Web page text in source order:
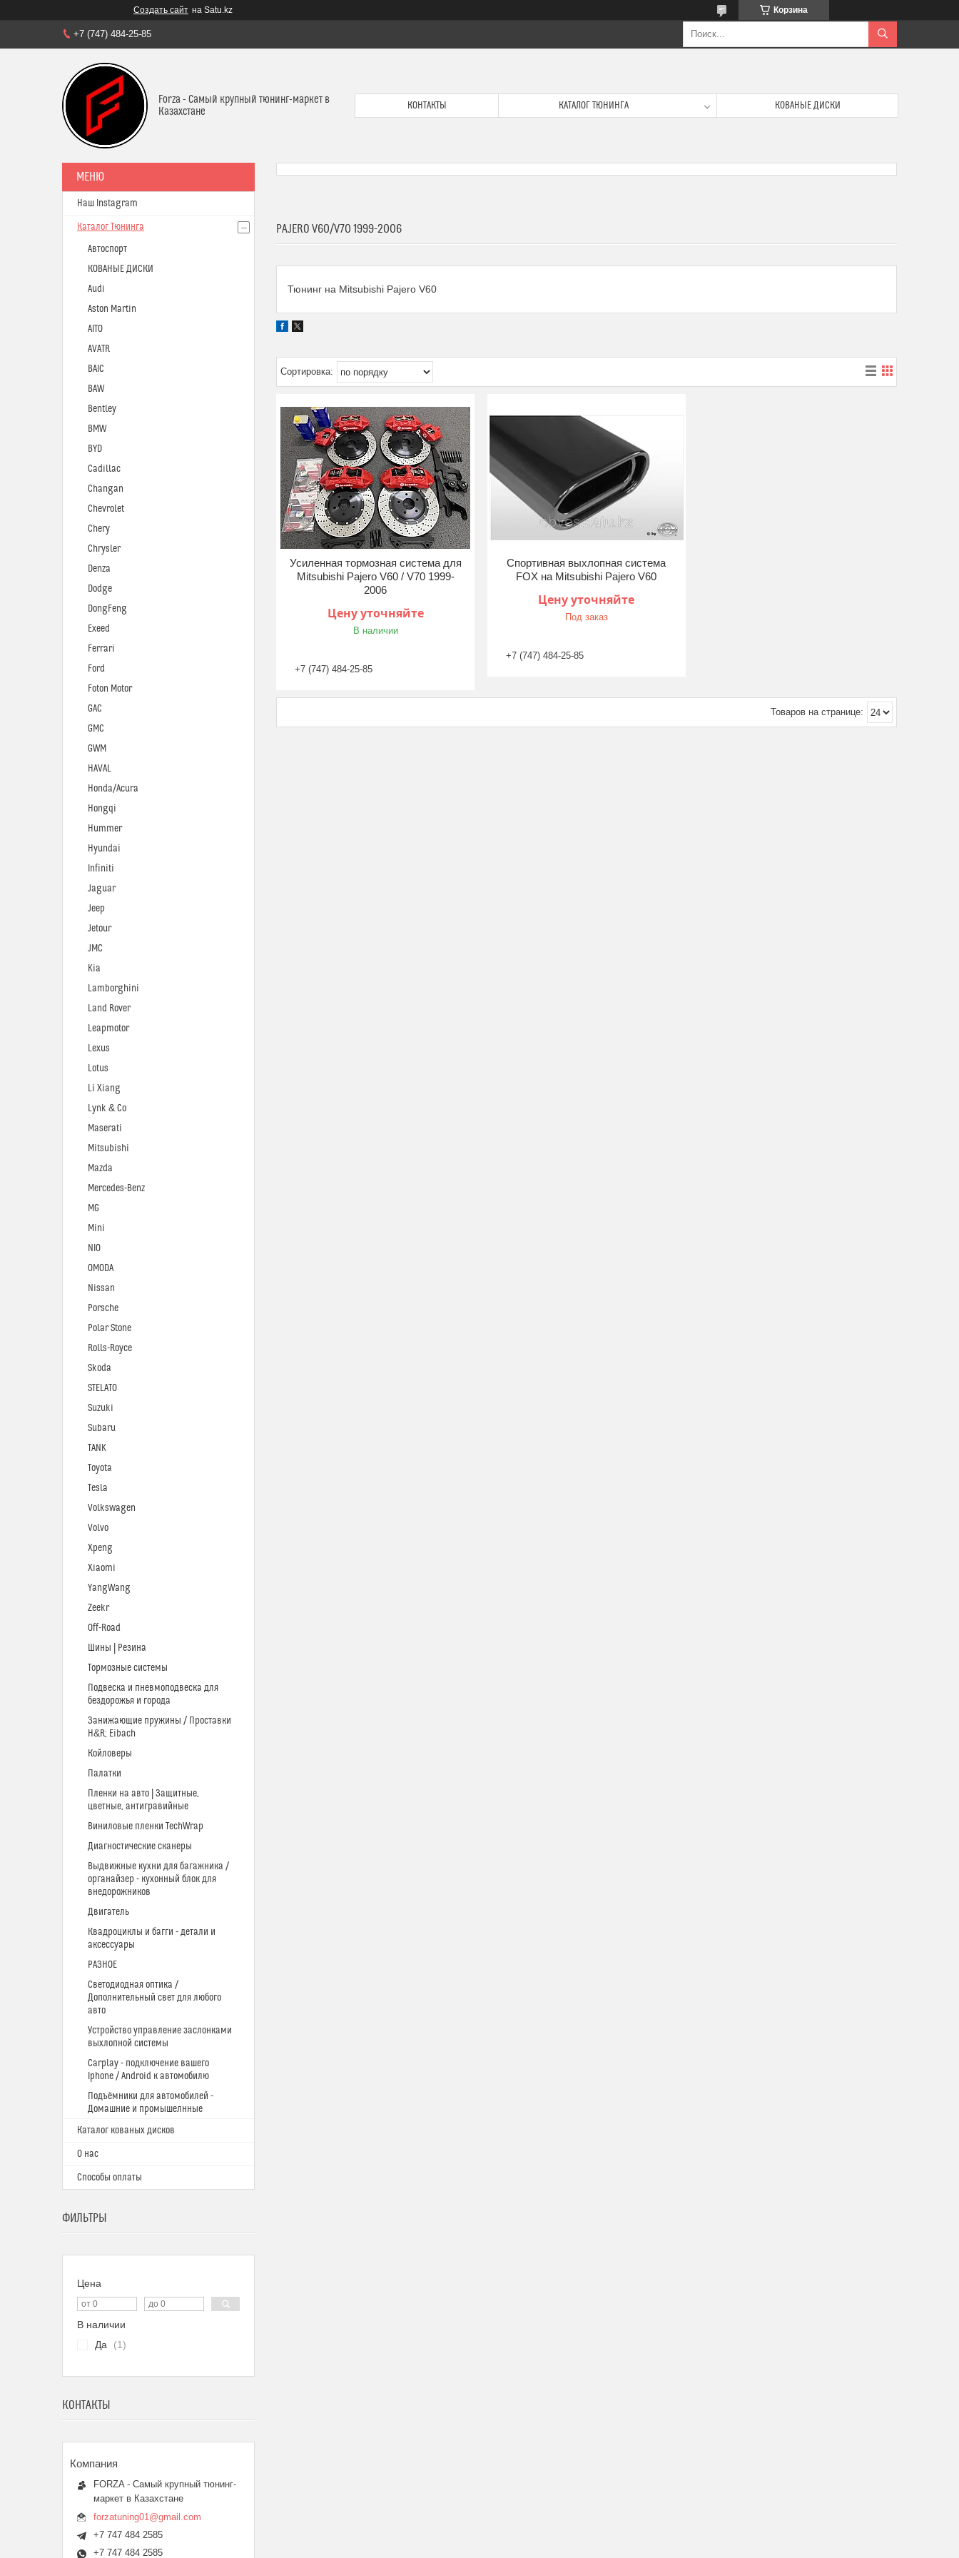
Создать сайт на Satu.kz Корзина
+7 (747) 484-25-85
Forza - Самый крупный тюнинг-маркет в
Казахстане
КОНТАКТЫ КАТАЛОГ ТЮНИНГА КОВАНЫЕ ДИСКИ
PAJERO V60/V70 1999-2006
Тюнинг на Mitsubishi Pajero V60
Усиленная тормозная система для
Mitsubishi Pajero V60 / V70 1999-
2006
Цену уточняйте
В наличии
+7 (747) 484-25-85
Спортивная выхлопная система
FOX на Mitsubishi Pajero V60
Цену уточняйте
Под заказ
+7 (747) 484-25-85
Наш Instagram
Каталог Тюнинга
Автоспорт
КОВАНЫЕ ДИСКИ
Audi
Aston Martin
AITO
AVATR
BAIC
BAW
Bentley
BMW
BYD
Cadillac
Changan
Chevrolet
Chery
Chrysler
Denza
Dodge
DongFeng
Exeed
Ferrari
Ford
Foton Motor
GAC
GMC
GWM
HAVAL
Honda/Acura
Hongqi
Hummer
Hyundai
Infiniti
Jaguar
Jeep
Jetour
JMC
Kia
Lamborghini
Land Rover
Leapmotor
Lexus
Lotus
Li Xiang
Lynk & Co
Maserati
Mitsubishi
Mazda
Mercedes-Benz
MG
Mini
NIO
OMODA
Nissan
Porsche
Polar Stone
Rolls-Royce
Skoda
STELATO
Suzuki
Subaru
TANK
Toyota
Tesla
Volkswagen
Volvo
Xpeng
Xiaomi
YangWang
Zeekr
Off-Road
Шины | Резина
Тормозные системы
Подвеска и пневмоподвеска для
бездорожья и города
Занижающие пружины / Проставки
H&R; Eibach
Койловеры
Палатки
Пленки на авто | Защитные,
цветные, антигравийные
Виниловые пленки TechWrap
Диагностические сканеры
Выдвижные кухни для багажника /
органайзер - кухонный блок для
внедорожников
Двигатель
Квадроциклы и багги - детали и
аксессуары
РАЗНОЕ
Светодиодная оптика /
Дополнительный свет для любого
авто
Устройство управление заслонками
выхлопной системы
Carplay - подключение вашего
Iphone / Android к автомобилю
Подъёмники для автомобилей -
Домашние и промышелнные
Каталог кованых дисков
О нас
Способы оплаты
ФИЛЬТРЫ
Цена
В наличии
Да
1
КОНТАКТЫ
FORZA - Самый крупный тюнинг-
маркет в Казахстане
forzatuning01@gmail.com
+7 747 484 2585
+7 747 484 2585